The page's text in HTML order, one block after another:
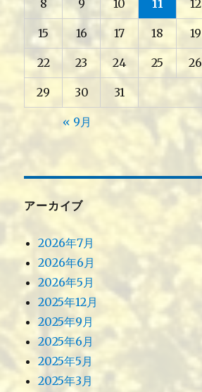
8 9 10 11 12
15 16 17 18 19
22 23 24 25 26
29 30 31
« 9月
アーカイブ
2026年7月
2026年6月
2026年5月
2025年12月
2025年9月
2025年6月
2025年5月
2025年3月